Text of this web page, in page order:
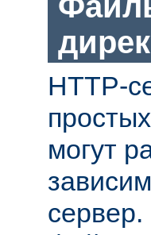
HTTP-
могут